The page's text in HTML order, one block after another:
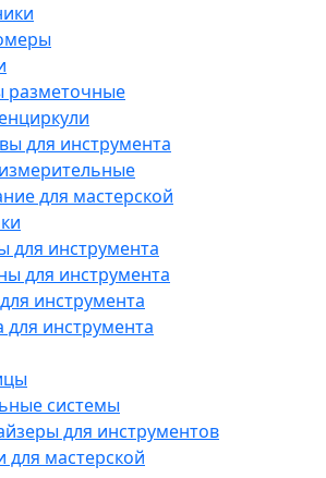
для инструмента
для мастерской
для инструмента
для инструмента
инструмента
для инструмента
системы
для инструментов
для мастерской